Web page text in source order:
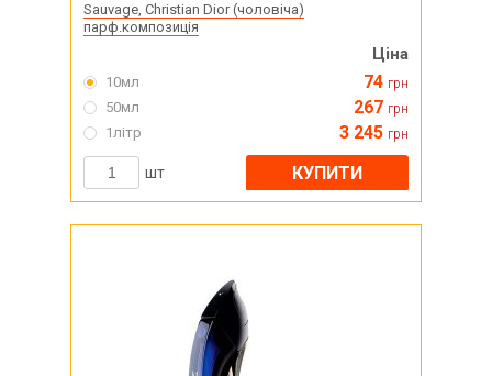
Sauvage, Christian Dior (чоловіча)
парф.композиція
Ціна
10мл 74 грн
50мл 267 грн
1літр 3 245 грн
шт КУПИТИ